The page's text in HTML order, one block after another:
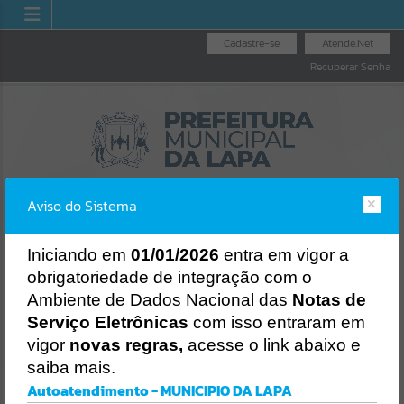
Atende.Net
Cadastre-se
Recuperar Senha
OUVIDORIA GERAL
DO MUNICÍPIO
LICITAÇÕES
NOTA FISCAL
ELETRÔNICA
Aviso do Sistema
Iniciando em 01/01/2026 entra em vigor a
obrigatoriedade de integração com o
Ambiente de Dados Nacional das Notas de
Serviço Eletrônicas com isso entraram em
vigor novas regras, acesse o link abaixo e
saiba mais.
Autoatendimento - MUNICIPIO DA LAPA
Erro
Gerenciamento do Sistema
Ocorreu um erro de script: